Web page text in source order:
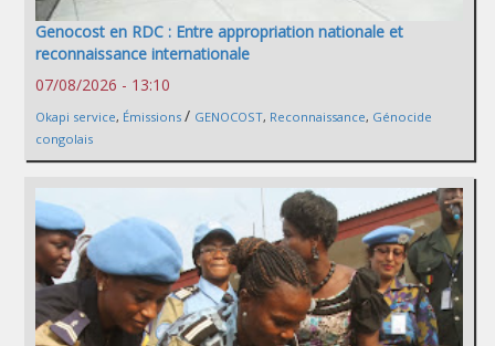
Genocost en RDC : Entre appropriation nationale et
reconnaissance internationale
07/08/2026 - 13:10
Okapi service, Émissions / GENOCOST, Reconnaissance, Génocide
congolais